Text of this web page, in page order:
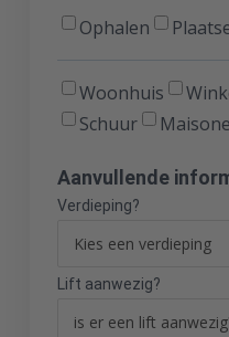
Ophalen
Woonhuis
Schuur
Aanvullende
Verdieping?
Lift aanwezig?